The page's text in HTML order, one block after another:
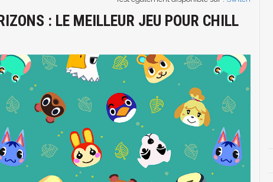
: LE MEILLEUR JEU POUR CHILL